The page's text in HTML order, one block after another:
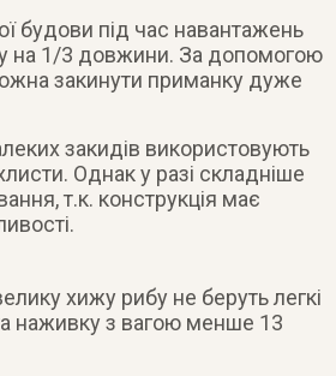
будови під час навантажень
на 1/3 довжини. За допомогою
закинути приманку дуже
закидів використовують
Однак у разі складніше
т.к. конструкція має
хижу рибу не беруть легкі
наживку з вагою менше 13